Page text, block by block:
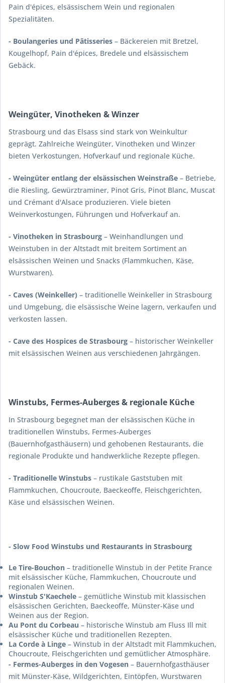
Pain d'épices, elsässischem Wein und regionalen
Spezialitäten.
- Boulangeries und Pâtisseries – Bäckereien mit Bretzel,
Kougelhopf, Pain d'épices, Bredele und elsässischem
Gebäck.
Weingüter, Vinotheken & Winzer
Strasbourg und das Elsass sind stark von Weinkultur
geprägt. Zahlreiche Weingüter, Vinotheken und Winzer
bieten Verkostungen, Hofverkauf und regionale Küche.
- Weingüter entlang der elsässischen Weinstraße – Betriebe,
die Riesling, Gewürztraminer, Pinot Gris, Pinot Blanc, Muscat
und Crémant d'Alsace produzieren. Viele bieten
Weinverkostungen, Führungen und Hofverkauf an.
- Vinotheken in Strasbourg – Weinhandlungen und
Weinstuben in der Altstadt mit breitem Sortiment an
elsässischen Weinen und Snacks (Flammkuchen, Käse,
Wurstwaren).
- Caves (Weinkeller) – traditionelle Weinkeller in Strasbourg
und Umgebung, die elsässische Weine lagern, verkaufen und
verkosten lassen.
- Cave des Hospices de Strasbourg – historischer Weinkeller
mit elsässischen Weinen aus verschiedenen Jahrgängen.
Winstubs, Fermes-Auberges & regionale Küche
In Strasbourg begegnet man der elsässischen Küche in
traditionellen Winstubs, Fermes-Auberges
(Bauernhofgasthäusern) und gehobenen Restaurants, die
regionale Produkte und handwerkliche Rezepte pflegen.
- Traditionelle Winstubs – rustikale Gaststuben mit
Flammkuchen, Choucroute, Baeckeoffe, Fleischgerichten,
Käse und elsässischen Weinen.
- Slow Food Winstubs und Restaurants in Strasbourg
Le Tire-Bouchon – traditionelle Winstub in der Petite France
mit elsässischer Küche, Flammkuchen, Choucroute und
regionalen Weinen.
Winstub S'Kaechele – gemütliche Winstub mit klassischen
elsässischen Gerichten, Baeckeoffe, Münster-Käse und
Weinen aus der Region.
Au Pont du Corbeau – historische Winstub am Fluss Ill mit
elsässischer Küche und traditionellen Rezepten.
La Corde à Linge – Winstub in der Altstadt mit Flammkuchen,
Choucroute, Fleischgerichten und gemütlicher Atmosphäre.
- Fermes-Auberges in den Vogesen – Bauernhofgasthäuser
mit Münster-Käse, Wildgerichten, Eintöpfen, Wurstwaren